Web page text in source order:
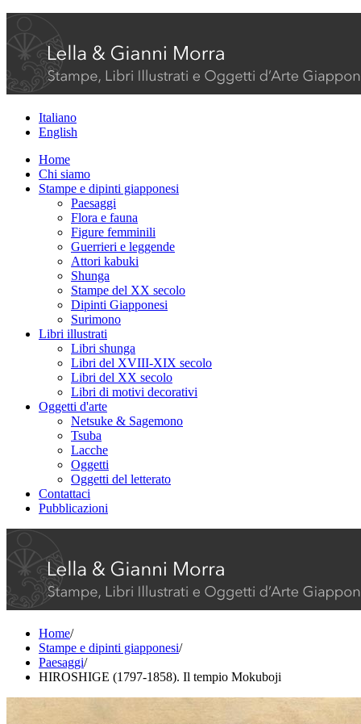
Italiano
English
Home
Chi siamo
Stampe e dipinti giapponesi
Paesaggi
Flora e fauna
Figure femminili
Guerrieri e leggende
Attori kabuki
Shunga
Stampe del XX secolo
Dipinti Giapponesi
Surimono
Libri illustrati
Libri shunga
Libri del XVIII-XIX secolo
Libri del XX secolo
Libri di motivi decorativi
Oggetti d'arte
Netsuke & Sagemono
Tsuba
Lacche
Oggetti
Oggetti del letterato
Contattaci
Pubblicazioni
Home/
Stampe e dipinti giapponesi/
Paesaggi/
HIROSHIGE (1797-1858). Il tempio Mokuboji